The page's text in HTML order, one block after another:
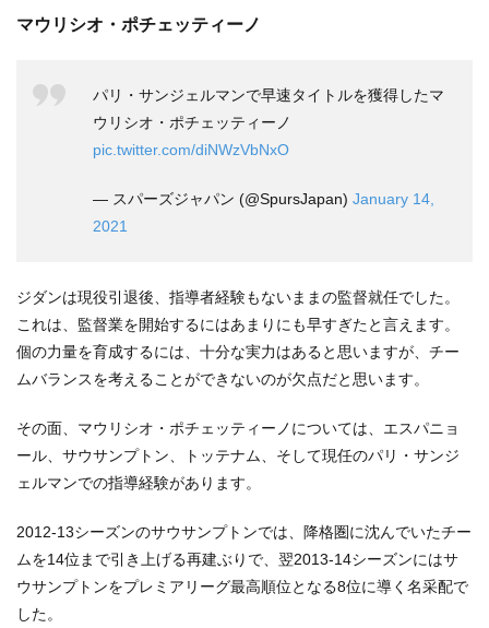
マウリシオ・ポチェッティーノ
パリ・サンジェルマンで早速タイトルを獲得したマ
ウリシオ・ポチェッティーノ
pic.twitter.com/diNWzVbNxO
— スパーズジャパン (@SpursJapan) January 14,
2021
ジダンは現役引退後、指導者経験もないままの監督就任でした。
これは、監督業を開始するにはあまりにも早すぎたと言えます。
個の力量を育成するには、十分な実力はあると思いますが、チー
ムバランスを考えることができないのが欠点だと思います。
その面、マウリシオ・ポチェッティーノについては、エスパニョ
ール、サウサンプトン、トッテナム、そして現任のパリ・サンジ
ェルマンでの指導経験があります。
2012-13シーズンのサウサンプトンでは、降格圏に沈んでいたチー
ムを14位まで引き上げる再建ぶりで、翌2013-14シーズンにはサ
ウサンプトンをプレミアリーグ最高順位となる8位に導く名采配で
した。